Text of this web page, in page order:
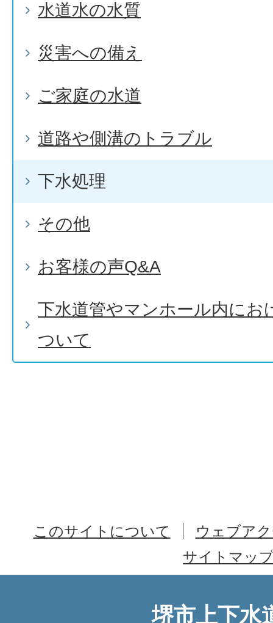
水道水の水質
災害への備え
ご家庭の水道
道路や側溝のトラブル
下水処理
その他
お客様の声Q&A
下水道管やマンホール内にお
ついて
このサイトについて
ウェブア
サイトマッ
堺市上下水